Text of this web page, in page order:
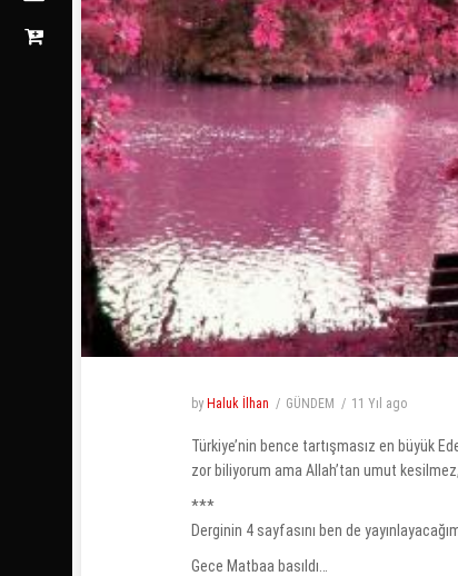
byHaluk İlhan GÜNDEM 11 Yıl ago
Türkiye’nin bence tartışmasız en büyük
zor biliyorum ama Allah’tan umut
***
Derginin 4 sayfasını ben de
Gece Matbaa basıldı…